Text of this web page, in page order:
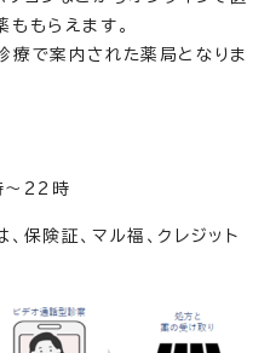
もらえます。
で案内された薬局となりま
～22時
保険証、マル福、クレジット